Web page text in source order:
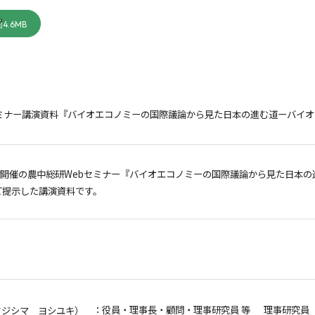
4.6MB
ー講演資料『バイオエコノミーの国際議論から見た日本の進む道ーバイ
催の農中総研Webセミナー『バイオエコノミーの国際議論から見た日本
示した講演資料です。
シマ ヨシユキ） ：役員・理事長・顧問・理事研究員 等 理事研究員